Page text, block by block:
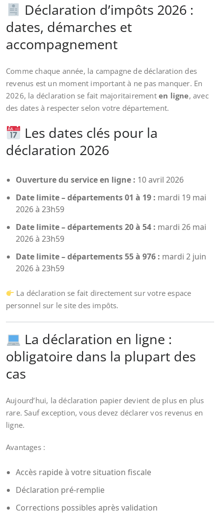
Déclaration d’impôts 2026 :
dates, démarches et
accompagnement
Comme chaque année, la campagne de déclaration des
revenus est un moment important à ne pas manquer. En
2026, la déclaration se fait majoritairement en ligne, avec
des dates à respecter selon votre département.
Les dates clés pour la
déclaration 2026
Ouverture du service en ligne : 10 avril 2026
Date limite – départements 01 à 19 : mardi 19 mai
2026 à 23h59
Date limite – départements 20 à 54 : mardi 26 mai
2026 à 23h59
Date limite – départements 55 à 976 : mardi 2 juin
2026 à 23h59
La déclaration se fait directement sur votre espace
personnel sur le site des impôts.
La déclaration en ligne :
obligatoire dans la plupart des
cas
Aujourd’hui, la déclaration papier devient de plus en plus
rare. Sauf exception, vous devez déclarer vos revenus en
ligne.
Avantages :
Accès rapide à votre situation fiscale
Déclaration pré-remplie
Corrections possibles après validation